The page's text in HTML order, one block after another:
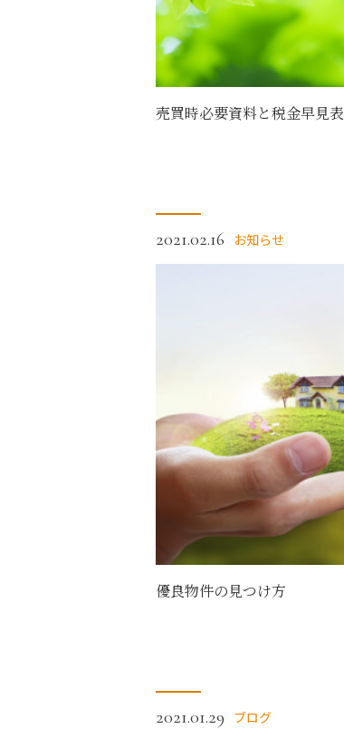
売買時必要資料と税金早見表
2021.02.16 お知らせ
優良物件の見つけ方
2021.01.29 ブログ